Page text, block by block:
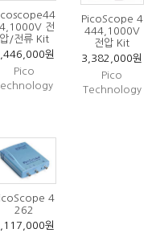
전
압/전류 Kit
원
Pico
PicoScope 4
444,1000V
전압 Kit
3,382,000원
Pico
Technology
4
262
원